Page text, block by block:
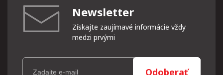
Newsletter
Získajte zaujímavé informácie vždy
medzi prvými
Odoberať